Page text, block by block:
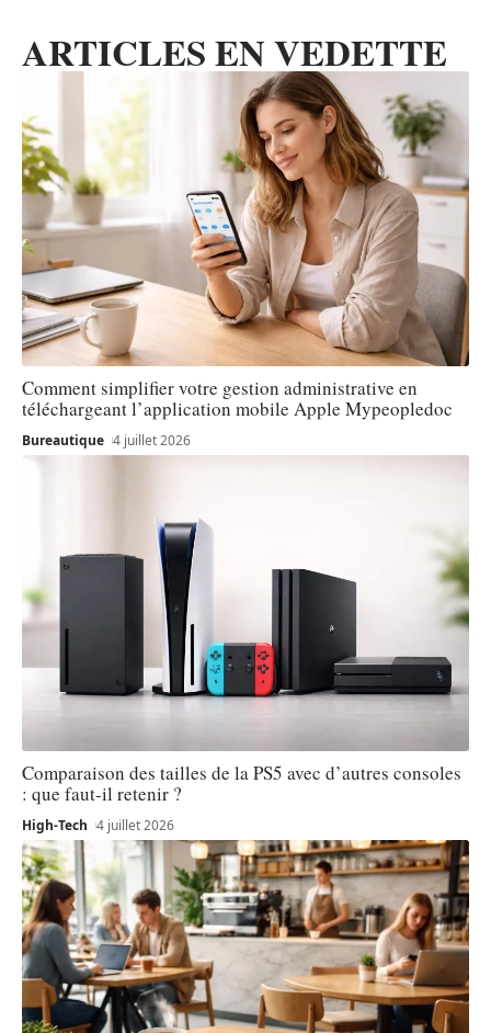
ARTICLES EN VEDETTE
Comment simplifier votre gestion administrative en
téléchargeant l’application mobile Apple Mypeopledoc
Bureautique 4 juillet 2026
Comparaison des tailles de la PS5 avec d’autres consoles
: que faut-il retenir ?
High-Tech 4 juillet 2026